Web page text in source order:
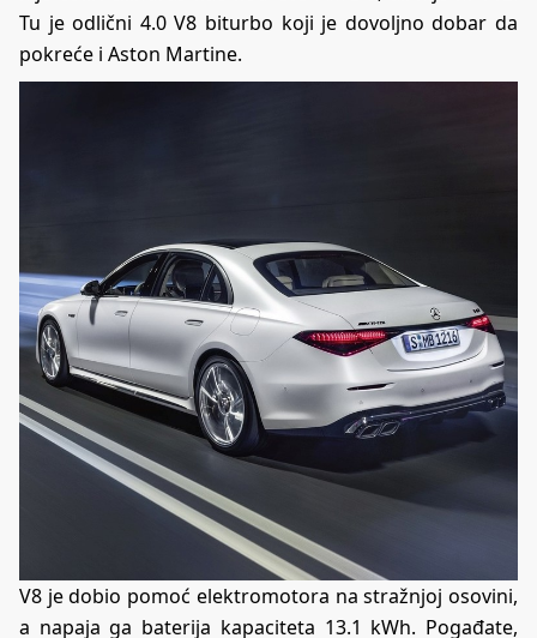
Tu je odlični 4.0 V8 biturbo koji je dovoljno dobar da
pokreće i Aston Martine.
V8 je dobio pomoć elektromotora na stražnjoj osovini,
a napaja ga baterija kapaciteta 13.1 kWh. Pogađate,